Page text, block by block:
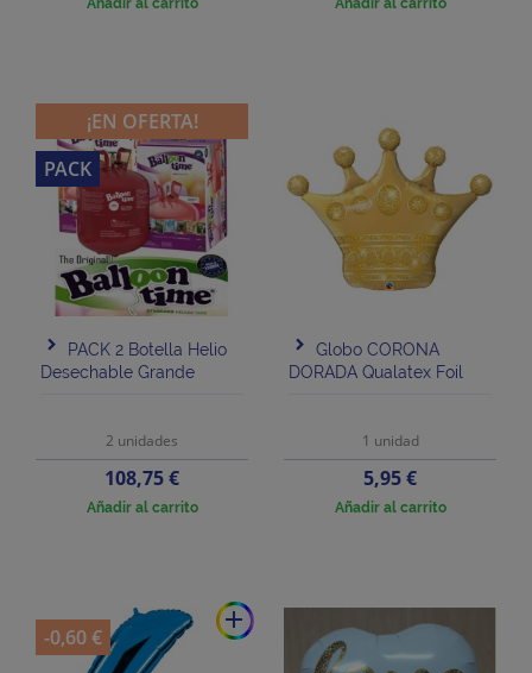
PACK 2 Botella Helio
Desechable Grande
2 unidades
Precio
108,75 €
Añadir al carrito
¡EN OFERTA!
PACK
Globo CORONA
DORADA Qualatex Foil
1 unidad
Precio
5,95 €
Añadir al carrito
add
-0,60 €